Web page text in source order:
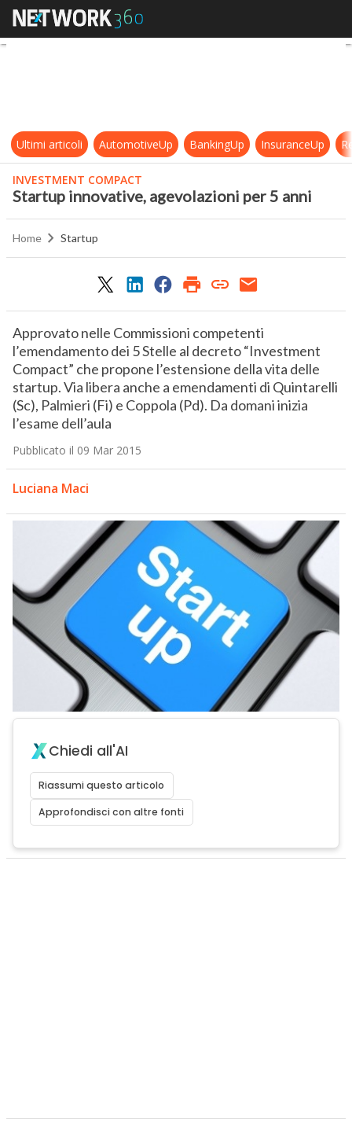
Startup innovative, agevolazioni
Ultimi articoli AutomotiveUp BankingUp InsuranceUp
INVESTMENT COMPACT
Startup innovative, agevolazioni per 5 anni
Home Startup
Approvato nelle Commissioni competenti
l’emendamento dei 5 Stelle al decreto “Investment
Compact” che propone l’estensione della vita delle
startup. Via libera anche a emendamenti di Quintarelli
(Sc), Palmieri (Fi) e Coppola (Pd). Da domani inizia
l’esame dell’aula
Pubblicato il 09 Mar 2015
Luciana Maci
Chiedi all'AI
Riassumi questo articolo
Approfondisci con altre fonti